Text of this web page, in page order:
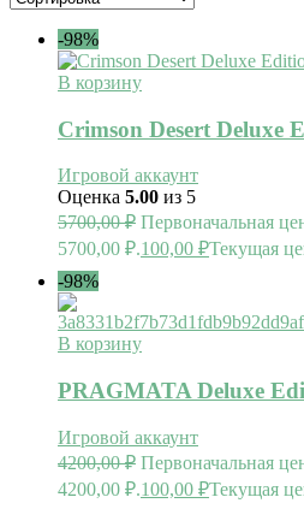
-98%
В корзину
Crimson Desert Deluxe
Игровой аккаунт
Оценка 5.00 из 5
5700,00₽ Первоначальная
5700,00 ₽.100,00 ₽Текущая
-98%
В корзину
PRAGMATA Deluxe
Игровой аккаунт
4200,00₽ Первоначальная
4200,00 ₽.100,00 ₽Текущая